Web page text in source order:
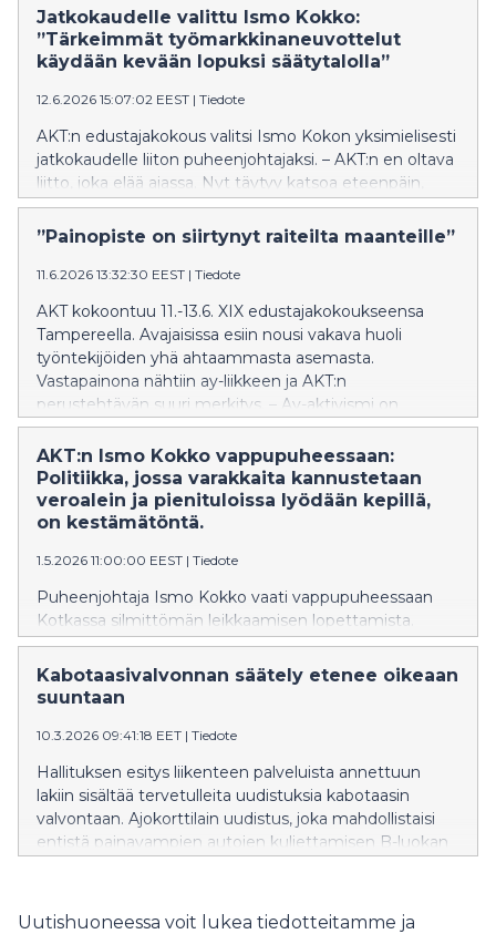
kädessä Suomen huoltovarmuudesta, AKT:n toinen
varapuheenjohtaja Niko Blom sanoo.
Jatkokaudelle valittu Ismo Kokko:
”Tärkeimmät työmarkkinaneuvottelut
käydään kevään lopuksi säätytalolla”
12.6.2026 15:07:02 EEST | Tiedote
AKT:n edustajakokous valitsi Ismo Kokon yksimielisesti
jatkokaudelle liiton puheenjohtajaksi. – AKT:n en oltava
liitto, joka elää ajassa. Nyt täytyy katsoa eteenpäin,
Kokko totesi linjapuheessaan.
”Painopiste on siirtynyt raiteilta maanteille”
11.6.2026 13:32:30 EEST | Tiedote
AKT kokoontuu 11.-13.6. XIX edustajakokoukseensa
Tampereella. Avajaisissa esiin nousi vakava huoli
työntekijöiden yhä ahtaammasta asemasta.
Vastapainona nähtiin ay-liikkeen ja AKT:n
perustehtävän suuri merkitys. – Ay-aktivismi on
normaalia, törkyviestintä ei, AKT:n puheenjohtaja Ismo
Kokko sanoi avajaispuheessaan.
AKT:n Ismo Kokko vappupuheessaan:
Politiikka, jossa varakkaita kannustetaan
veroalein ja pienituloissa lyödään kepillä,
on kestämätöntä.
1.5.2026 11:00:00 EEST | Tiedote
Puheenjohtaja Ismo Kokko vaati vappupuheessaan
Kotkassa silmittömän leikkaamisen lopettamista.
Suomeen tarvitaan talouskasvua ja tarvitaan päättäjiä,
jotka pystyvät tarjoamaan positiivista tulevaisuutta - ei
saksia, ei keppiä, eikä maalittamista.essi
Kabotaasivalvonnan säätely etenee oikeaan
suuntaan
10.3.2026 09:41:18 EET | Tiedote
Hallituksen esitys liikenteen palveluista annettuun
lakiin sisältää tervetulleita uudistuksia kabotaasin
valvontaan. Ajokorttilain uudistus, joka mahdollistaisi
entistä painavampien autojen kuljettamisen B-luokan
Uutishuoneessa voit lukea tiedotteitamme ja